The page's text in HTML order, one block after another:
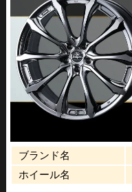
ブランド名
ホイール名